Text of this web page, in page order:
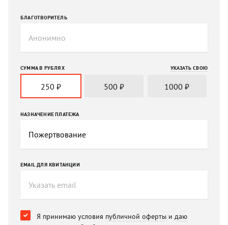
БЛАГОТВОРИТЕЛЬ
СУММА В РУБЛЯХ
250 ₽ 500 ₽ 1000₽
УКАЗАТЬ СВОЮ
НАЗНАЧЕНИЕ ПЛАТЕЖА
EMAIL ДЛЯ КВИТАНЦИИ
Я принимаю условия публичной оферты и даю